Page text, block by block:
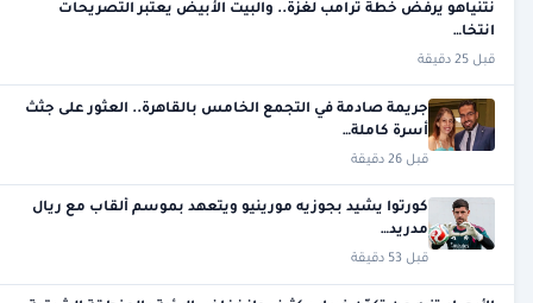
نتنياهو يرفض خطة ترامب لغزة.. والبيت الأبيض يعتبر التصريحات
انتخا…
قبل 25 دقيقة
جريمة صادمة في التجمع الخامس بالقاهرة.. العثور على جثث
أسرة كاملة…
قبل 26 دقيقة
كورتوا يشيد بجوزيه مورينيو ويتعهد بموسم ألقاب مع ريال
مدريد…
قبل 53 دقيقة